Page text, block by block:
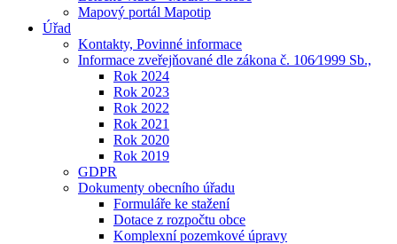
Mapový portál Mapotip
Úřad
Kontakty, Povinné informace
Informace zveřejňované dle zákona č. 106⁄1999 Sb.,
Rok 2024
Rok 2023
Rok 2022
Rok 2021
Rok 2020
Rok 2019
GDPR
Dokumenty obecního úřadu
Formuláře ke stažení
Dotace z rozpočtu obce
Komplexní pozemkové úpravy